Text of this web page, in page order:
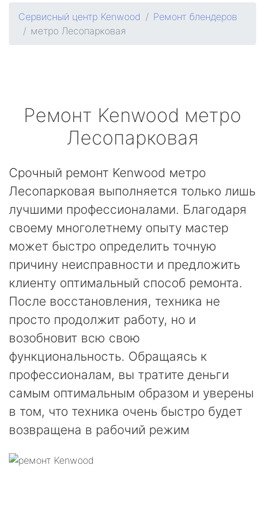
Сервисный центр Kenwood
Ремонт блендеров
метро Лесопарковая
Ремонт Kenwood метро
Лесопарковая
Срочный ремонт Kenwood метро
Лесопарковая выполняется только лишь
лучшими профессионалами. Благодаря
своему многолетнему опыту мастер
может быстро определить точную
причину неисправности и предложить
клиенту оптимальный способ ремонта.
После восстановления, техника не
просто продолжит работу, но и
возобновит всю свою
функциональность. Обращаясь к
профессионалам, вы тратите деньги
самым оптимальным образом и уверены
в том, что техника очень быстро будет
возвращена в рабочий режим